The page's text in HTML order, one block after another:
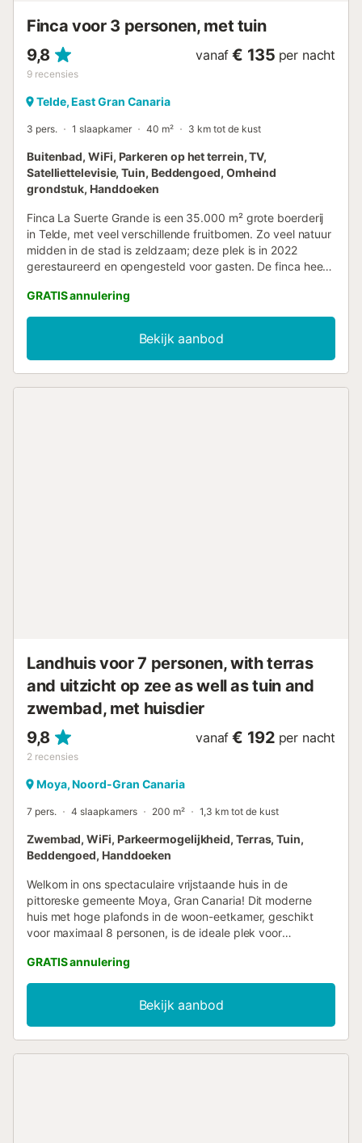
Finca voor 3 personen, met tuin
9,8
9 recensies
vanaf € 135 per nacht
Telde, East Gran Canaria
3 pers. 1 slaapkamer 40 m² 3 km tot de kust
Buitenbad, WiFi, Parkeren op het terrein, TV,
Satelliettelevisie, Tuin, Beddengoed, Omheind
grondstuk, Handdoeken
Finca La Suerte Grande is een 35.000 m² grote boerderij
in Telde, met veel verschillende fruitbomen. Zo veel natuur
midden in de stad is zeldzaam; deze plek is in 2022
gerestaureerd en opengesteld voor gasten. De finca heeft
geen hotel. Appartement Jacaranda is een zelfstandige
vakantiewoning voor 4 personen. Jullie beschikken over
een woonkeuken, badkamer, een tweepersoonsbed en
een slaapbank voor 2 personen, plus een ruime tuin.
Jacaranda ligt dicht bij de andere faciliteiten, zoals het
GRATIS annulering
Bekijk aanbod
Landhuis voor 7 personen, with terras
and uitzicht op zee as well as tuin and
zwembad, met huisdier
9,8
2 recensies
vanaf € 192 per nacht
Moya, Noord-Gran Canaria
7 pers. 4 slaapkamers 200 m² 1,3 km tot de kust
Zwembad, WiFi, Parkeermogelijkheid, Terras, Tuin,
Beddengoed, Handdoeken
Welkom in ons spectaculaire vrijstaande huis in de
pittoreske gemeente Moya, Gran Canaria! Dit moderne
huis met hoge plafonds in de woon-eetkamer, geschikt
voor maximaal 8 personen, is de ideale plek voor
naar een rustige plek om te werken en te ontspannen.
Begane grond: 3 slaapkamers: Twee met
tweepersoonsbedden en een met 1 eenpersoonsbed,
perfect voor een goede nachtrust. 3 badkamers met
douche, waarvan 2 op de begane grond.
GRATIS annulering
Bekijk aanbod